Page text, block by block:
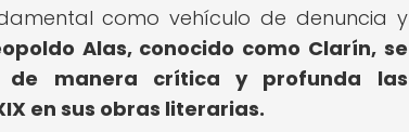
como vehículo de denuncia y
Alas, conocido como Clarín, se
de manera crítica y profunda las
en sus obras literarias.